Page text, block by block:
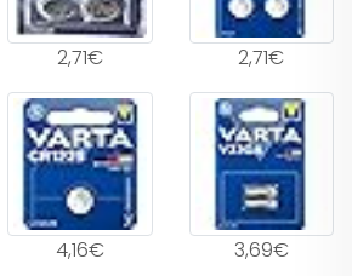
2,71€ 2,71€
4,16€ 3,69€